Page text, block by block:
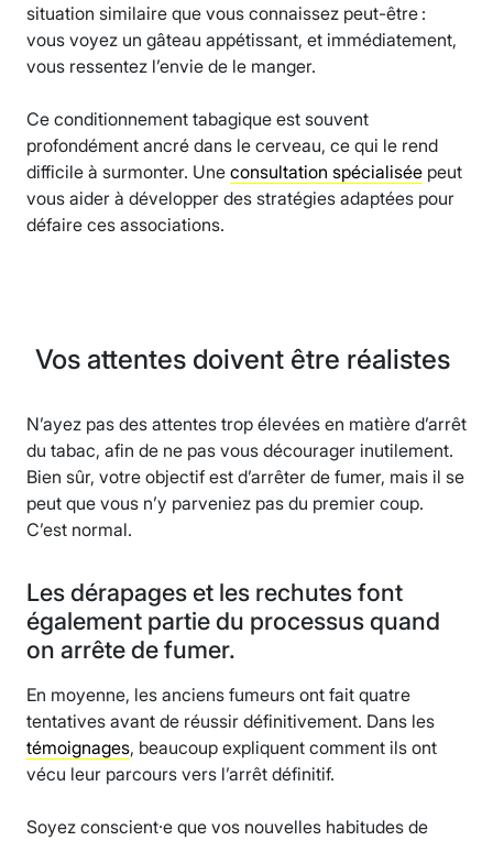
situation similaire que vous connaissez peut-être :
vous voyez un gâteau appétissant, et immédiatement,
vous ressentez l’envie de le manger.
Ce conditionnement tabagique est souvent
profondément ancré dans le cerveau, ce qui le rend
difficile à surmonter. Une consultation spécialisée peut
vous aider à développer des stratégies adaptées pour
défaire ces associations.
Vos attentes doivent être réalistes
N’ayez pas des attentes trop élevées en matière d’arrêt
du tabac, afin de ne pas vous décourager inutilement.
Bien sûr, votre objectif est d’arrêter de fumer, mais il se
peut que vous n’y parveniez pas du premier coup.
C’est normal.
Les dérapages et les rechutes font
également partie du processus quand
on arrête de fumer.
En moyenne, les anciens fumeurs ont fait quatre
tentatives avant de réussir définitivement. Dans les
témoignages, beaucoup expliquent comment ils ont
vécu leur parcours vers l’arrêt définitif.
Soyez conscient·e que vos nouvelles habitudes de